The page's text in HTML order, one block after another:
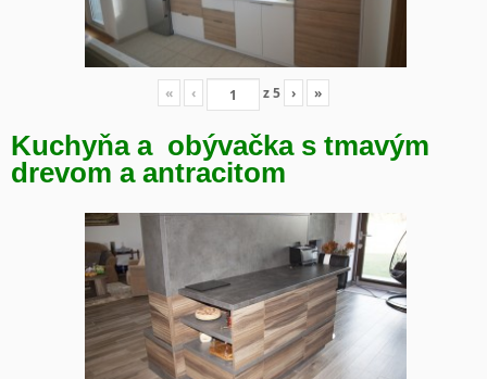
« ‹ z5 › »
Kuchyňa a obývačka s tmavým
drevom a antracitom